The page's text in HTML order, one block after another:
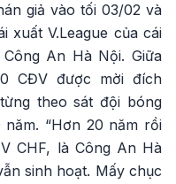
giả vào tối 03/02 và
xuất V.League của cái
An Hà Nội. Giữa
CĐV được mời đích
theo sát đội bóng
“Hơn 20 năm rồi
CHF, là Công An Hà
sinh hoạt. Mấy chục